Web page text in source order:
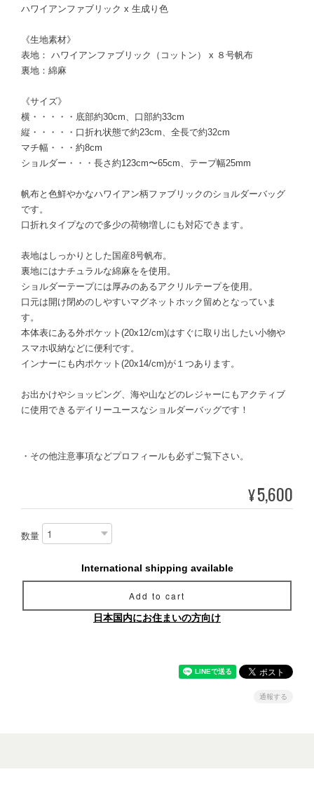
ハワイアンファブリック x 生成り色
《生地素材》
表地： ハワイアンファブリック（コットン） x ８号帆布
裏地：綿麻
《サイズ》
横・・・・・底部約30cm、口部約33cm
縦・・・・・口折れ状態で約23cm、全長で約32cm
マチ幅・・・約8cm
ショルダー・・・長さ約123cm〜65cm、テープ幅25mm
帆布と色鮮やかなハワイアン柄ファブリックのショルダーバッグ
です。
口折れタイプなので多少の荷物増しにも対応できます。
表地はしっかりとした国産8号帆布。
裏地にはナチュラルな綿麻をを使用。
ショルダーテープには厚みのあるアクリルテープを使用。
口元は開け閉めのしやすいマグネットホック留めとなっていま
す。
本体表にある外ポケット(20x12/cm)はすぐに取り出したい小物や
スマホ収納などに便利です。
インナーにも内ポケット(20x14/cm)が１つあります。
お出かけやショッピング、海や山などのレジャーにもアクティブ
に使用できるデイリーユースなショルダーバッグです！
・その他注意事項などプロフィールも必ずご覧下さい。
¥5,600
数量
International shipping available
Add to cart
日本国内にお住まいの方向け
通報する